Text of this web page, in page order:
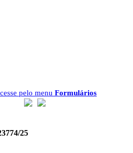
pelo menu Formulários
25